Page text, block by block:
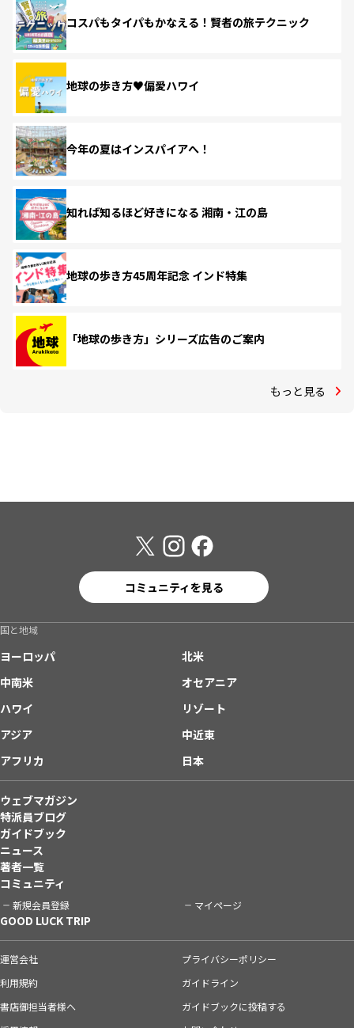
コスパもタイパもかなえる！賢者の旅テクニック
地球の歩き方♥偏愛ハワイ
今年の夏はインスパイアへ！
知れば知るほど好きになる 湘南・江の島
地球の歩き方45周年記念 インド特集
「地球の歩き方」シリーズ広告のご案内
もっと見る
コミュニティを見る
国と地域
ヨーロッパ
北米
中南米
オセアニア
ハワイ
リゾート
アジア
中近東
アフリカ
日本
ウェブマガジン
特派員ブログ
ガイドブック
ニュース
著者一覧
コミュニティ
新規会員登録 マイページ
GOOD LUCK TRIP
運営会社
プライバシーポリシー
利用規約
ガイドライン
書店御担当者様へ
ガイドブックに投稿する